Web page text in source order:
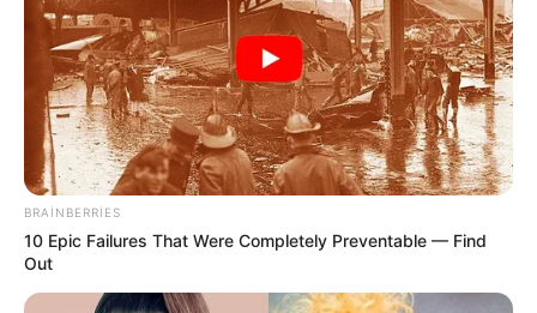
18:41 / 06 Avqust 2026 CƏMİYYƏT
İcra başçısı üç qurumu birləşdirdi,yeni
rəis təyin etdi
18
BRAINBERRIES
10 Epic Failures That Were Completely Preventable — Find
Out